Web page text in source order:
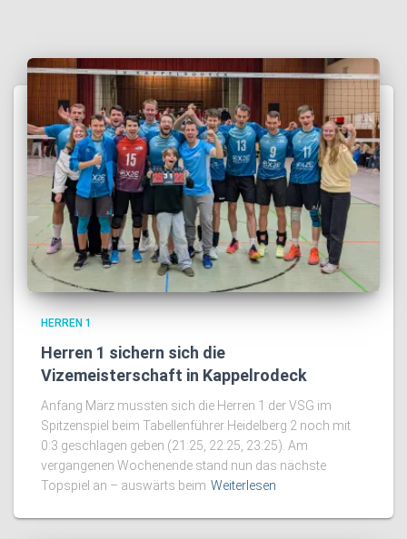
HERREN 1
Herren 1 sichern sich die
Vizemeisterschaft in Kappelrodeck
Anfang März mussten sich die Herren 1 der VSG im
Spitzenspiel beim Tabellenführer Heidelberg 2 noch mit
0:3 geschlagen geben (21:25, 22:25, 23:25). Am
vergangenen Wochenende stand nun das nächste
Topspiel an – auswärts beim Weiterlesen